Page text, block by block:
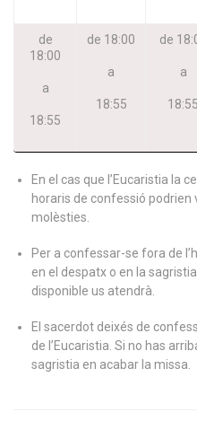
de
18:00
a
18:55
de 18:00
a
18:55
de
a
18:55
En el cas que l’Eucaristia la
horaris de confessió podrien
molèsties.
Per a confessar-se fora de
en el despatx o en la
disponible us atendrà.
El sacerdot deixés de
de l’Eucaristia. Si no has
sagristia en acabar la missa.